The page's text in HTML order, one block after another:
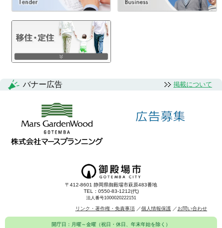
バナー広告 掲載について
〒412-8601 静岡県御殿場市萩原483番地
TEL：0550-83-1212(代)
法人番号1000020222151
リンク・著作権・免責事項 個人情報保護 お問い合わせ
開庁日：月曜～金曜（祝日・休日、年末年始を除く）